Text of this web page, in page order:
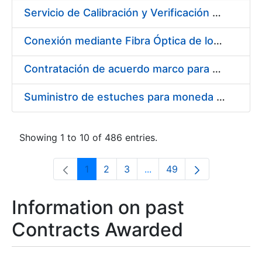
Servicio de Calibración y Verificación Externa de los Equipos de Medición del Servicio de Prevención de la FNMT-RCM
Conexión mediante Fibra Óptica de los Centros de Proceso de Datos (CPDs) de las sedes de la FNMT-RCM de Burgos y Madrid
Contratación de acuerdo marco para el Suministro de Material de Electricidad para la Fábrica Nacional de Moneda y Timbre-Real Casa de la Moneda en su centro de trabajo de Burgos
Suministro de estuches para moneda de 30 €
Showing 1 to 10 of 486 entries.
Page
1 Page
2 Page
3 ...Intermediate Pages Use
Page
49
Information on past
Contracts Awarded